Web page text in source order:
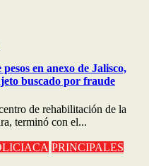
en anexo de Jalisco,
buscado por fraude
de rehabilitación de la
terminó con el...
PRINCIPALES